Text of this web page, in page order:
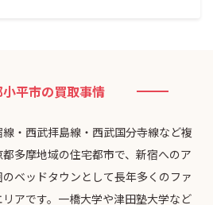
平市の買取事情
・西武拝島線・西武国分寺線など複
多摩地域の住宅都市で、新宿へのア
ベッドタウンとして長年多くのファ
アです。一橋大学や津田塾大学など